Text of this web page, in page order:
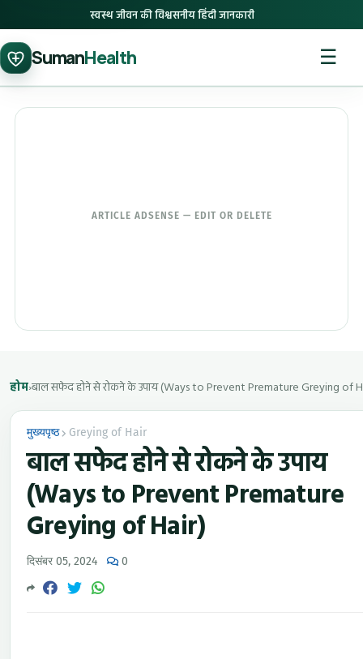
स्वस्थ जीवन की विश्वसनीय हिंदी जानकारी
SumanHealth ☰
ARTICLE ADSENSE — EDIT OR DELETE
होम›बाल सफेद होने से रोकने के उपाय (Ways to Prevent Premature Greying of
मुख्यपृष्ठ Greying of Hair
बाल सफेद होने से रोकने के उपाय
(Ways to Prevent Premature
Greying of Hair)
दिसंबर 05, 2024 0